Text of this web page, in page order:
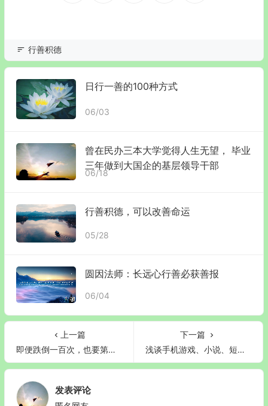
行善积德
日行一善的100种方式
06/03
曾在民办三本大学觉得人生无望， 毕业
三年做到大国企的基层领导干部
06/18
行善积德，可以改善命运
05/28
圆因法师：长远心行善必获善报
06/04
上一篇
即便跌倒一百次，也要第一百零一次站起！
下一篇
浅谈手机游戏、小说、短视频上瘾的危害及建议
发表评论